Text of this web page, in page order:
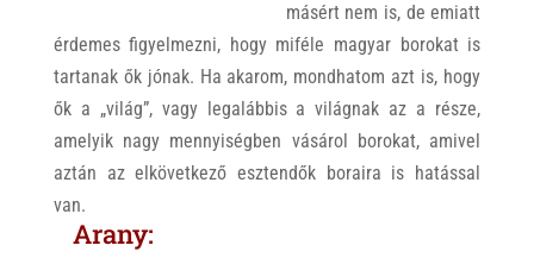
másért nem is, de emiatt
érdemes figyelmezni, hogy miféle magyar borokat is
tartanak ők jónak. Ha akarom, mondhatom azt is, hogy
ők a „világ”, vagy legalábbis a világnak az a része,
amelyik nagy mennyiségben vásárol borokat, amivel
aztán az elkövetkező esztendők boraira is hatással
van.
Arany: